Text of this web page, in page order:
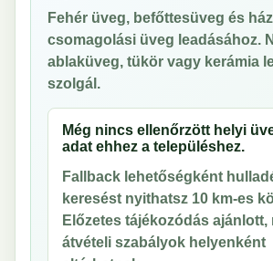
Fehér üveg, befőttesüveg és
csomagolási üveg leadásához.
ablaküveg, tükör vagy kerámia
szolgál.
Még nincs ellenőrzött helyi
adat ehhez a településhez.
Fallback lehetőségként
keresést nyithatsz 10 km-es
Előzetes tájékozódás ajánlott,
átvételi szabályok helyenként